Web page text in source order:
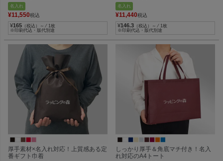
外寸：W320×H320×D110mm
名入れ
¥11,550税込
¥165 （税込）～ ⁄ 1枚
※印刷代込・版代別途
名入れ
¥11,440税込
¥146.3 （税込）～ ⁄ 1枚
※印刷代込・版代別途
厚手素材×名入れ対応！上質感ある定
番ギフト巾着
しっかり厚手＆角底マチ付き！名入
れ対応のA4トート